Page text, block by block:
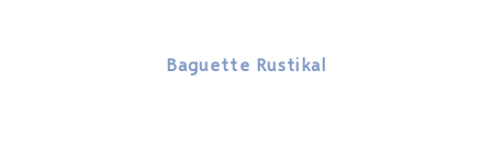
Baguette Rustikal